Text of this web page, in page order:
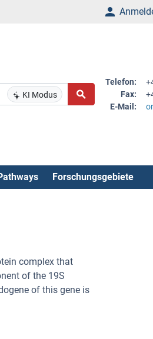
KI Modus
Telefon:
Fax:
E-Mail:
Forschungsgebiete
complex that
of the 19S
of this gene is